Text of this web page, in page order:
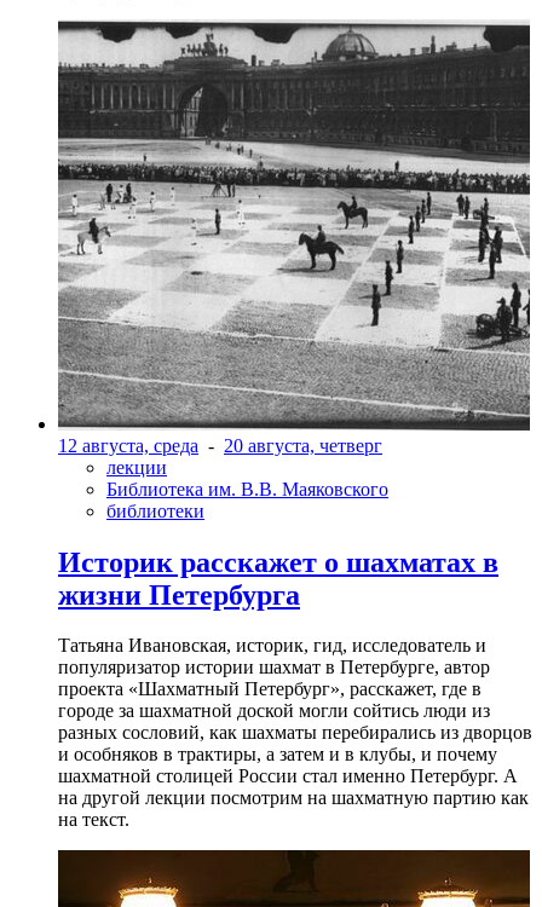
12 августа, среда - 20 августа, четверг
лекции
Библиотека им. В.В. Маяковского
библиотеки
Историк расскажет о шахматах в
жизни Петербурга
Татьяна Ивановская, историк, гид, исследователь и
популяризатор истории шахмат в Петербурге, автор
проекта «Шахматный Петербург», расскажет, где в
городе за шахматной доской могли сойтись люди из
разных сословий, как шахматы перебирались из дворцов
и особняков в трактиры, а затем и в клубы, и почему
шахматной столицей России стал именно Петербург. А
на другой лекции посмотрим на шахматную партию как
на текст.